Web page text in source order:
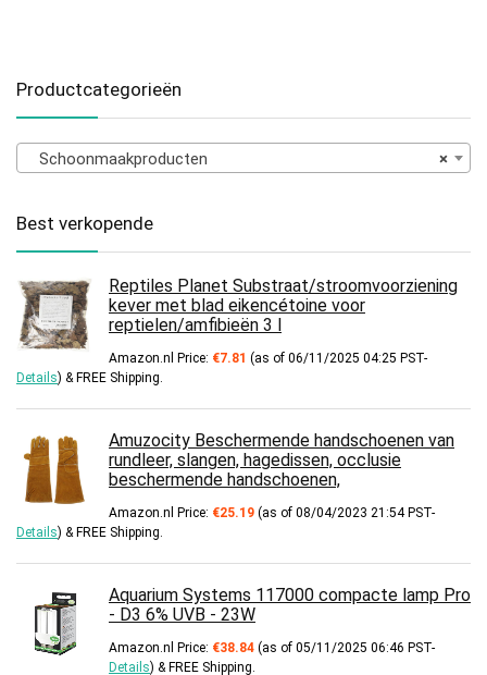
Productcategorieën
×
Schoonmaakproducten
Best verkopende
Reptiles Planet Substraat/stroomvoorziening
kever met blad eikencétoine voor
reptielen/amfibieën 3 l
Amazon.nl Price: €7.81 (as of 06/11/2025 04:25 PST-
Details) & FREE Shipping
Amuzocity Beschermende handschoenen van
rundleer, slangen, hagedissen, occlusie
beschermende handschoenen,
Amazon.nl Price: €25.19 (as of 08/04/2023 21:54 PST-
Details) & FREE Shipping
Aquarium Systems 117000 compacte lamp Pro
- D3 6% UVB - 23W
Amazon.nl Price: €38.84 (as of 05/11/2025 06:46 PST-
Details) & FREE Shipping